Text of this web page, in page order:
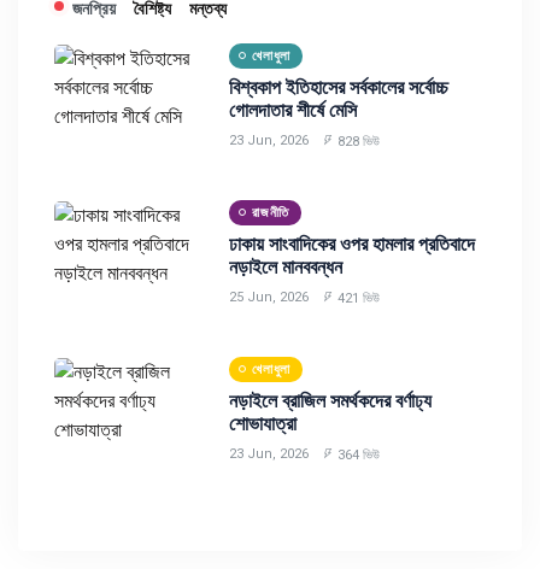
জনপ্রিয় বৈশিষ্ট্য মন্তব্য
খেলাধুলা
বিশ্বকাপ ইতিহাসের সর্বকালের সর্বোচ্চ
গোলদাতার শীর্ষে মেসি
23 Jun, 2026 828 ভিউ
রাজনীতি
ঢাকায় সাংবাদিকের ওপর হামলার প্রতিবাদে
নড়াইলে মানববন্ধন
25 Jun, 2026 421 ভিউ
খেলাধুলা
নড়াইলে ব্রাজিল সমর্থকদের বর্ণাঢ্য
শোভাযাত্রা
23 Jun, 2026 364 ভিউ